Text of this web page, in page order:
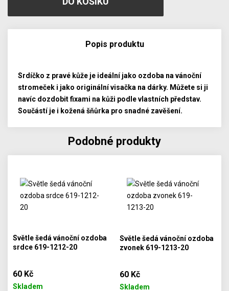
Popis produktu
Srdíčko z pravé kůže je ideální jako ozdoba na vánoční
stromeček i jako originální visačka na dárky. Můžete si ji
navíc dozdobit fixami na kůži podle vlastních představ.
Součástí je i kožená šňůrka pro snadné zavěšení.
Podobné produkty
Světle šedá vánoční ozdoba
srdce 619-1212-20
60 Kč
Skladem
Světle šedá vánoční ozdoba
zvonek 619-1213-20
60 Kč
Skladem